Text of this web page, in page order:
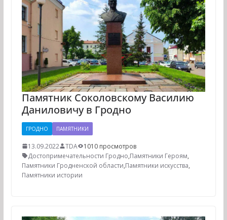
Памятник Соколовскому Василию
Даниловичу в Гродно
ГРОДНО ПАМЯТНИКИ
13.09.2022 TDA
1010 просмотров
Достопримечательности Гродно,Памятники Героям,
Памятники Гродненской области,Памятники искусства,
Памятники истории